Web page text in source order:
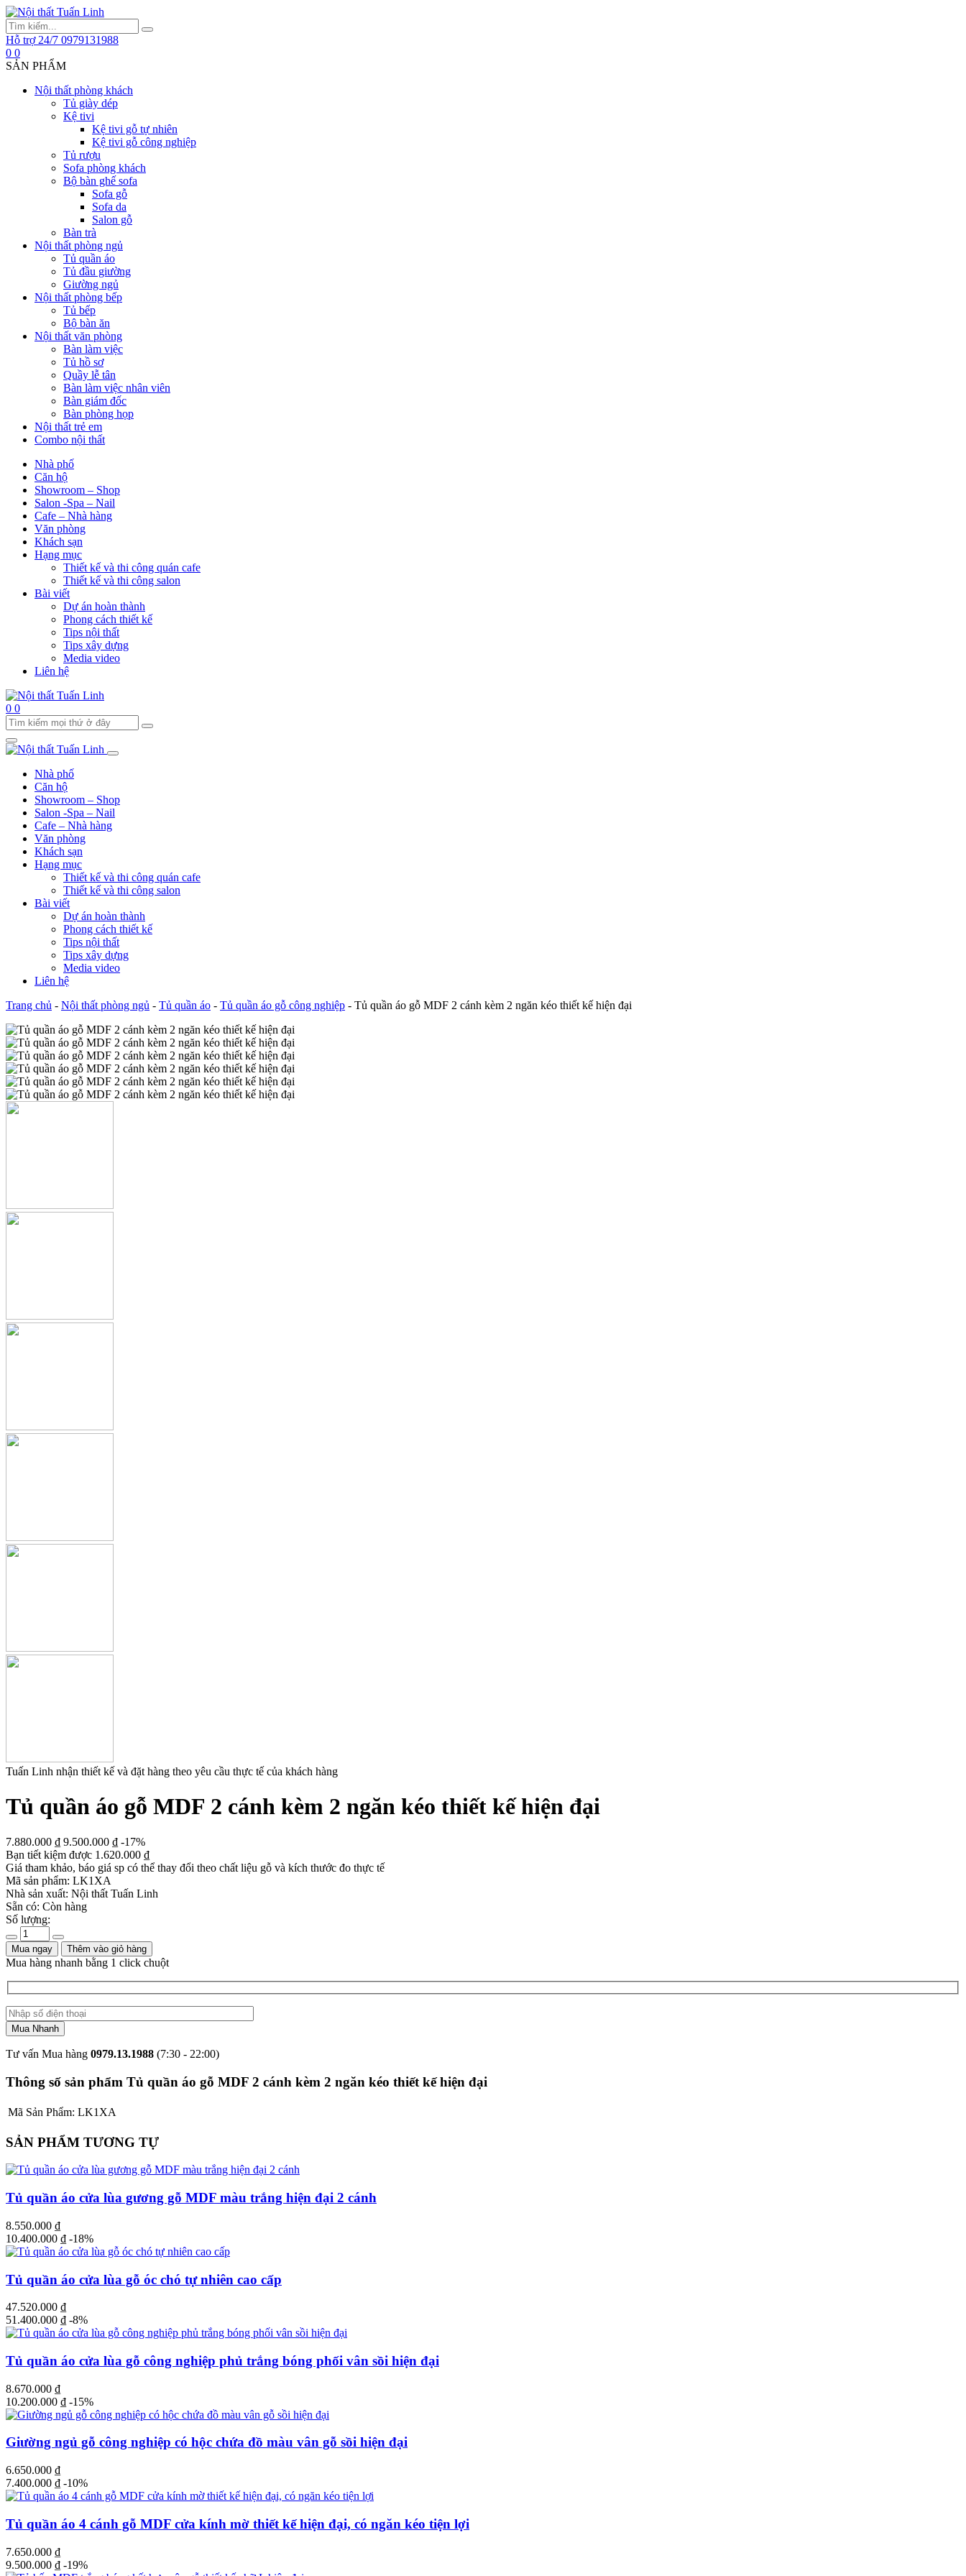
Hỗ trợ 24/7 0979131988
0 0
SẢN PHẨM
Nội thất phòng khách
Tủ giày dép
Kệ tivi
Kệ tivi gỗ tự nhiên
Kệ tivi gỗ công nghiệp
Tủ rượu
Sofa phòng khách
Bộ bàn ghế sofa
Sofa gỗ
Sofa da
Salon gỗ
Bàn trà
Nội thất phòng ngủ
Tủ quần áo
Tủ đầu giường
Giường ngủ
Nội thất phòng bếp
Tủ bếp
Bộ bàn ăn
Nội thất văn phòng
Bàn làm việc
Tủ hồ sơ
Quầy lễ tân
Bàn làm việc nhân viên
Bàn giám đốc
Bàn phòng họp
Nội thất trẻ em
Combo nội thất
Nhà phố
Căn hộ
Showroom – Shop
Salon -Spa – Nail
Cafe – Nhà hàng
Văn phòng
Khách sạn
Hạng mục
Thiết kế và thi công quán cafe
Thiết kế và thi công salon
Bài viết
Dự án hoàn thành
Phong cách thiết kế
Tips nội thất
Tips xây dựng
Media video
Liên hệ
0 0
Nhà phố
Căn hộ
Showroom – Shop
Salon -Spa – Nail
Cafe – Nhà hàng
Văn phòng
Khách sạn
Hạng mục
Thiết kế và thi công quán cafe
Thiết kế và thi công salon
Bài viết
Dự án hoàn thành
Phong cách thiết kế
Tips nội thất
Tips xây dựng
Media video
Liên hệ
Trang chủ - Nội thất phòng ngủ - Tủ quần áo - Tủ quần áo gỗ công nghiệp - Tủ quần áo gỗ MDF 2 cánh kèm 2 ngăn kéo thiết kế hiện đại
Tuấn Linh nhận thiết kế và đặt hàng theo yêu cầu thực tế của khách hàng
Tủ quần áo gỗ MDF 2 cánh kèm 2 ngăn kéo thiết kế hiện đại
7.880.000 ₫ 9.500.000 ₫ -17%
Bạn tiết kiệm được 1.620.000 ₫
Giá tham khảo, báo giá sp có thể thay đổi theo chất liệu gỗ và kích thước đo thực tế
Mã sản phẩm: LK1XA
Nhà sản xuất: Nội thất Tuấn Linh
Sẵn có: Còn hàng
Số lượng:
Mua ngay Thêm vào giỏ hàng
Mua hàng nhanh bằng 1 click chuột
Tư vấn Mua hàng 0979.13.1988 (7:30 - 22:00)
Thông số sản phẩm Tủ quần áo gỗ MDF 2 cánh kèm 2 ngăn kéo thiết kế hiện đại
Mã Sản Phẩm: LK1XA
SẢN PHẨM TƯƠNG TỰ
Tủ quần áo cửa lùa gương gỗ MDF màu trắng hiện đại 2 cánh
8.550.000 ₫
10.400.000 ₫ -18%
Tủ quần áo cửa lùa gỗ óc chó tự nhiên cao cấp
47.520.000 ₫
51.400.000 ₫ -8%
Tủ quần áo cửa lùa gỗ công nghiệp phủ trắng bóng phối vân sồi hiện đại
8.670.000 ₫
10.200.000 ₫ -15%
Giường ngủ gỗ công nghiệp có hộc chứa đồ màu vân gỗ sồi hiện đại
6.650.000 ₫
7.400.000 ₫ -10%
Tủ quần áo 4 cánh gỗ MDF cửa kính mờ thiết kế hiện đại, có ngăn kéo tiện lợi
7.650.000 ₫
9.500.000 ₫ -19%